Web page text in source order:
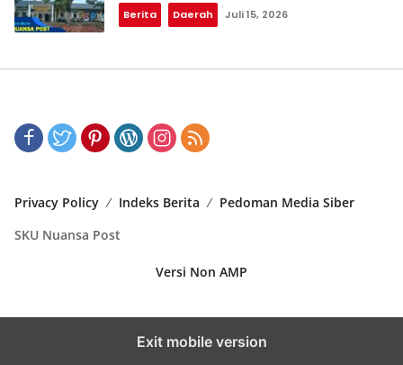
Berita Daerah Juli 15, 2026
Privacy Policy Indeks Berita
Pedoman Media Siber
SKU Nuansa Post
Versi Non AMP
Exit mobile version